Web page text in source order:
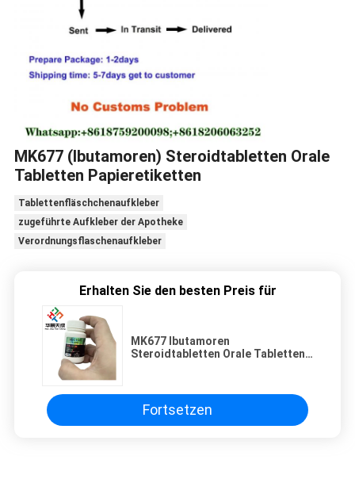
MK677 (Ibutamoren) Steroidtabletten Orale
Tabletten Papieretiketten
Tablettenfläschchenaufkleber
zugeführte Aufkleber der Apotheke
Verordnungsflaschenaufkleber
Erhalten Sie den besten Preis für
MK677 Ibutamoren
Steroidtabletten Orale Tabletten
Fortsetzen